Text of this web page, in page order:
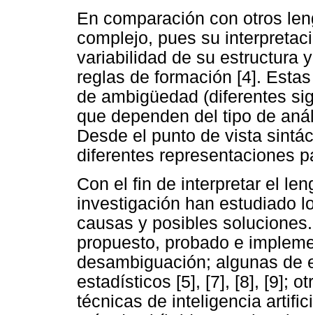
En comparación con otros
complejo, pues su
variabilidad de su estructura
reglas de formación [4].
de ambigüedad (diferentes
que dependen del tipo de
Desde el punto de vista
diferentes representaciones
Con el fin de interpretar el
investigación han estudiado
causas y posibles
propuesto, probado e
desambiguación; algunas de
estadísticos [5], [7], [8], [9];
técnicas de inteligencia